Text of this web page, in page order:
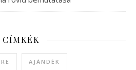
CÍMKÉK
AJÁNDÉK